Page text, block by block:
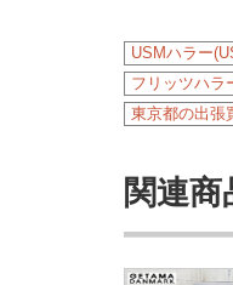
USMハラー
フリッツハラ
東京都の出張
関連商